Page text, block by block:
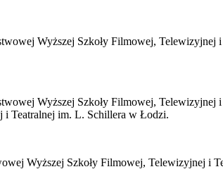
Wyższej Szkoły Filmowej,
Wyższej Szkoły Filmowej,
i Teatralnej im. L. Schillera w Łodzi.
Wyższej Szkoły Filmowej, Telewizyjnej